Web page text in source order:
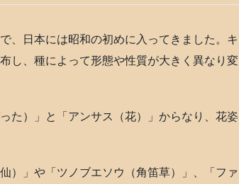
、日本には昭和の初めに入ってきました。キ
し、種によって形態や性質が大きく異なり変
た）」と「アンサス（花）」からなり、花姿
）」や「ツノブエソウ（角笛草）」、「ファ